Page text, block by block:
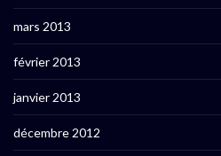
mars 2013
février 2013
janvier 2013
décembre 2012